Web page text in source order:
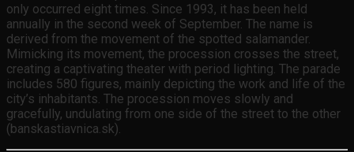
only occurred eight times. Since 1993, it has been held
annually in the second week of September. The name is
derived from the movement of the spotted salamander.
Mimicking its movement, the procession crosses the street,
creating a captivating theater with period lighting. The parade
includes 580 figures, mainly depicting the work and life of the
city’s inhabitants. The procession moves slowly and
gracefully, undulating from one side of the street to the other
(banskastiavnica.sk).